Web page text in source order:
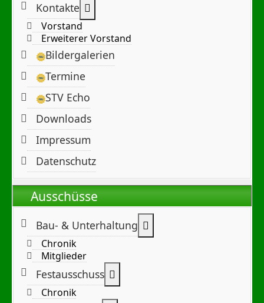
Kontakte
Vorstand
Erweiterer Vorstand
Bildergalerien
Termine
STV Echo
Downloads
Impressum
Datenschutz
Ausschüsse
Bau- & Unterhaltung
Chronik
Mitglieder
Festausschuss
Chronik